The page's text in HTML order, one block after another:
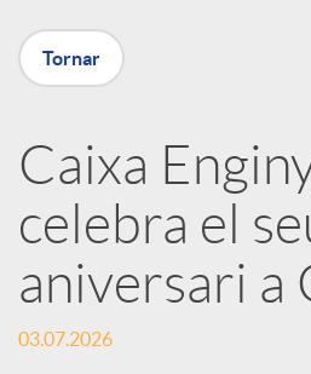
a
a
r
x
Tornar
Caixa
celebra el
aniversari a
03.07.2026